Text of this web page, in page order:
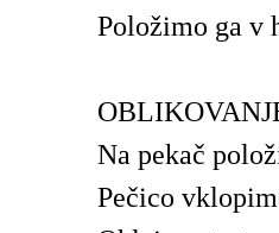
Položimo ga v
Na pekač
Pečico